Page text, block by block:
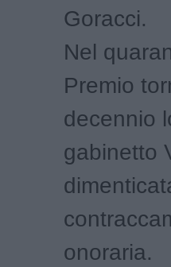
Goracci.
Nel
Premio
decennio
gabinetto
onoraria.